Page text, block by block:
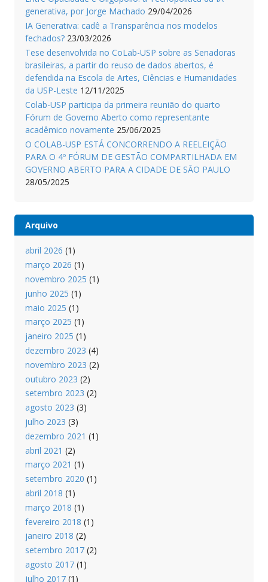
generativa, por Jorge Machado 29/04/2026
IA Generativa: cadê a Transparência nos modelos
fechados? 23/03/2026
Tese desenvolvida no CoLab-USP sobre as Senadoras
brasileiras, a partir do reuso de dados abertos, é
defendida na Escola de Artes, Ciências e Humanidades
da USP-Leste 12/11/2025
Colab-USP participa da primeira reunião do quarto
Fórum de Governo Aberto como representante
acadêmico novamente 25/06/2025
O COLAB-USP ESTÁ CONCORRENDO A REELEIÇÃO
PARA O 4º FÓRUM DE GESTÃO COMPARTILHADA EM
GOVERNO ABERTO PARA A CIDADE DE SÃO PAULO
28/05/2025
Arquivo
abril 2026 (1)
março 2026 (1)
novembro 2025 (1)
junho 2025 (1)
maio 2025 (1)
março 2025 (1)
janeiro 2025 (1)
dezembro 2023 (4)
novembro 2023 (2)
outubro 2023 (2)
setembro 2023 (2)
agosto 2023 (3)
julho 2023 (3)
dezembro 2021 (1)
abril 2021 (2)
março 2021 (1)
setembro 2020 (1)
abril 2018 (1)
março 2018 (1)
fevereiro 2018 (1)
janeiro 2018 (2)
setembro 2017(2)
agosto 2017(1)
julho 2017(1)